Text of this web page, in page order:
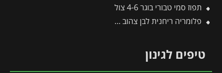
תפוז סמי טבורי בוגר 4-6 צול
פלומריה ריחנית לבן צהוב 25 ליטר
טיפים לגינון